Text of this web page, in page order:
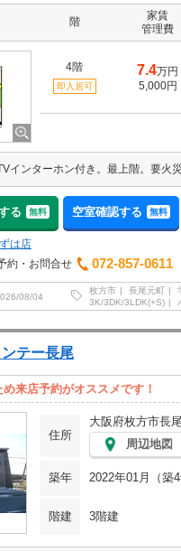
階
家賃
管理費
4階
即入居可
7.4万円
5,000円
る 無料 空室確認する 無料
は店
約・お問合せ
072-857-0611
08/04
枚方市 長尾元町
3K/3DK/3LDK(+S)
テー長尾
来店予約がオススメです！
住所
大阪府枚方市長
周辺地図
築年
2022年01月（築4
階建 3階建